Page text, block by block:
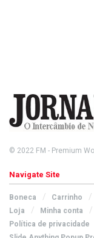
© 2022 FM - Premium
Navigate Site
Boneca Carrinho
Loja
Minha conta
Política de privacidade